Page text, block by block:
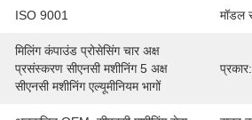
ISO 9001 मॉडल
मिलिंग कंपाउंड प्रोसेसिंग चार अक्ष
प्रसंस्करण सीएनसी मशीनिंग 5 अक्ष
सीएनसी मशीनिंग एल्यूमीनियम भागों
प्रकार: